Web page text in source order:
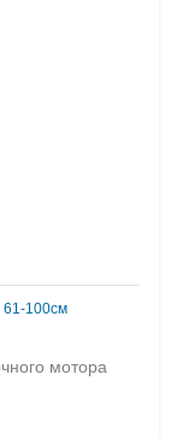
61-100см
мотора